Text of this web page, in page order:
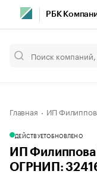
РБК
Главная ИП
ДЕЙСТВУЕТОБНОВЛЕНО
ИП Филиппова
ОГРНИП: